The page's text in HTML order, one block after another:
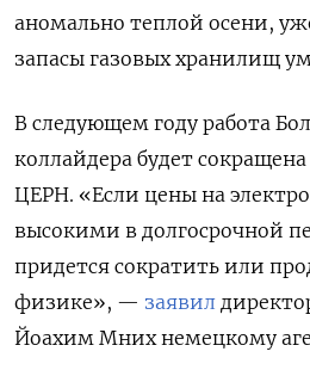
аномально теплой осени,
запасы газовых хранилищ
В следующем году работа
коллайдера будет
ЦЕРН. «Если цены на
высокими в долгосрочной
придется сократить или
физике», — заявил
Йоахим Мних немецкому